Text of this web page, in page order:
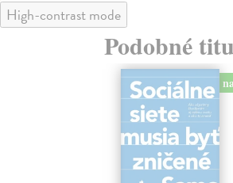
High-contrast mode
Podobné